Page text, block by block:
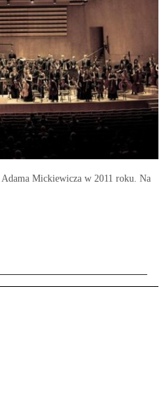
Mickiewicza w 2011 roku. Na